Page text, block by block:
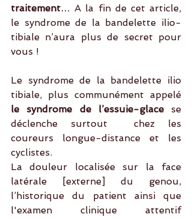
traitement… A la fin de cet article,
le syndrome de la bandelette ilio-
tibiale n’aura plus de secret pour
vous !
Le syndrome de la bandelette ilio
le syndrome de l’essuie-glace se
déclenche surtout  chez les
coureurs longue-distance et les
cyclistes.
La douleur localisée sur la face
latérale [externe] du genou,
l’historique du patient ainsi que
l'examen clinique attentif